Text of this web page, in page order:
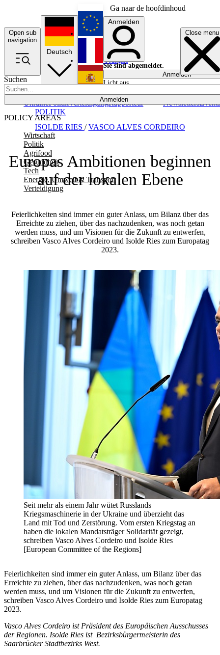
Ga naar de hoofdinhoud
Open sub
navigation
Close menu
Suchen
Anmelden
POLICY AREAS
Wirtschaft
Politik
Agrifood
Gesundheit
Tech
Energie, Umwelt & Transport
Verteidigung
UkrainePolitikVerteidigungRapporteur NewslettersEvents
Deutsch
English
Français
Anmelden
Sie sind abgemeldet.
Anmelden
Licht aus
Europas Ambitionen beginnen
auf der lokalen Ebene
Feierlichkeiten sind immer ein guter Anlass, um Bilanz über das
Erreichte zu ziehen, über das nachzudenken, was noch getan
werden muss, und um Visionen für die Zukunft zu entwerfen,
schreiben Vasco Alves Cordeiro und Isolde Ries zum Europatag
2023.
ISOLDE RIES /VASCO ALVES CORDEIRO
POLITIK
Seit mehr als einem Jahr wütet Russlands
Kriegsmaschinerie in der Ukraine und überzieht das
Land mit Tod und Zerstörung. Vom ersten Kriegstag an
haben die lokalen Mandatsträger Solidarität gezeigt,
schreiben Vasco Alves Cordeiro und Isolde Ries
[European Committee of the Regions]
Feierlichkeiten sind immer ein guter Anlass, um Bilanz über das
Erreichte zu ziehen, über das nachzudenken, was noch getan
werden muss, und um Visionen für die Zukunft zu entwerfen,
schreiben Vasco Alves Cordeiro und Isolde Ries zum Europatag
2023.
Vasco Alves Cordeiro ist Präsident des Europäischen Ausschusses
der Regionen. Isolde Ries ist Bezirksbürgermeisterin des
Saarbrücker Stadtbezirks West.